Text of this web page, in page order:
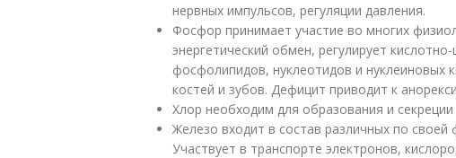
нервных импульсов, регуляции давления.
Фосфор принимает участие во многих
энергетический обмен, регулирует
фосфолипидов, нуклеотидов и нуклеиновых
костей и зубов. Дефицит приводит к
Хлор необходим для образования и
Железо входит в состав различных по
Участвует в транспорте электронов,